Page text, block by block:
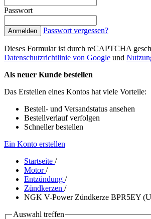
Passwort
Anmelden Passwort vergessen?
Dieses Formular ist durch reCAPTCHA
Datenschutzrichtlinie von Google und
Als neuer Kunde bestellen
Das Erstellen eines Kontos hat viele Vorteile:
Bestell- und Versandstatus ansehen
Bestellverlauf verfolgen
Schneller bestellen
Ein Konto erstellen
Startseite /
Motor/
Entzündung /
Zündkerzen /
NGK V-Power Zündkerze BPR5EY
Auswahl treffen